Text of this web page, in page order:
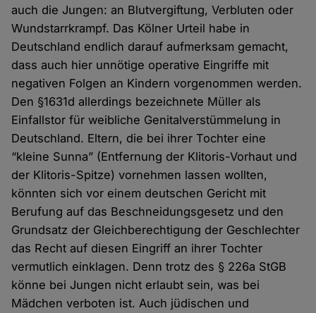
auch die Jungen: an Blutvergiftung, Verbluten oder
Wundstarrkrampf. Das Kölner Urteil habe in
Deutschland endlich darauf aufmerksam gemacht,
dass auch hier unnötige operative Eingriffe mit
negativen Folgen an Kindern vorgenommen werden.
Den §1631d allerdings bezeichnete Müller als
Einfallstor für weibliche Genitalverstümmelung in
Deutschland. Eltern, die bei ihrer Tochter eine
“kleine Sunna” (Entfernung der Klitoris-Vorhaut und
der Klitoris-Spitze) vornehmen lassen wollten,
könnten sich vor einem deutschen Gericht mit
Berufung auf das Beschneidungsgesetz und den
Grundsatz der Gleichberechtigung der Geschlechter
das Recht auf diesen Eingriff an ihrer Tochter
vermutlich einklagen. Denn trotz des § 226a StGB
könne bei Jungen nicht erlaubt sein, was bei
Mädchen verboten ist. Auch jüdischen und